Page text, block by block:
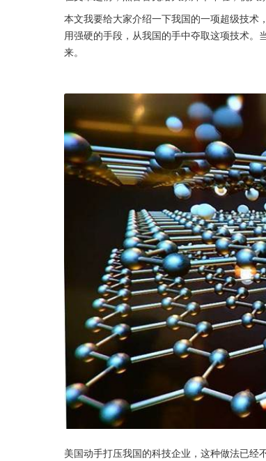
本文我要给大家介绍一下我国的一项超级技术
用强硬的手段，从我国的手中夺取这项技术
来。
美国动手打压我国的科技企业，这种做法已经